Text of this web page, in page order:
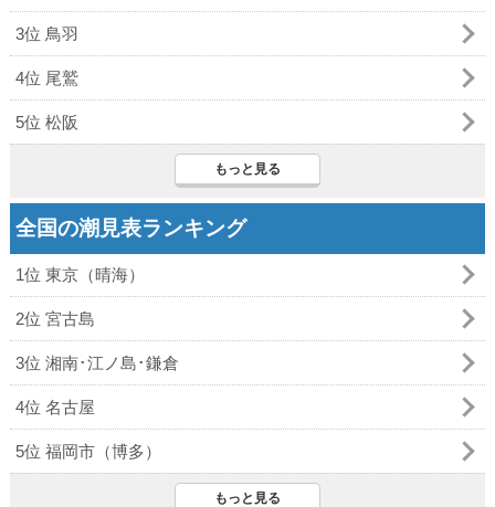
3位 鳥羽
4位 尾鷲
5位 松阪
もっと見る
全国の潮見表ランキング
1位 東京（晴海）
2位 宮古島
3位 湘南･江ノ島･鎌倉
4位 名古屋
5位 福岡市（博多）
もっと見る